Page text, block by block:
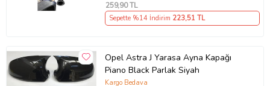
259,90 TL
Sepette %14 İndirim 223,51 TL
Opel Astra J Yarasa Ayna Kapağı
Piano Black Parlak Siyah
Kargo Bedava